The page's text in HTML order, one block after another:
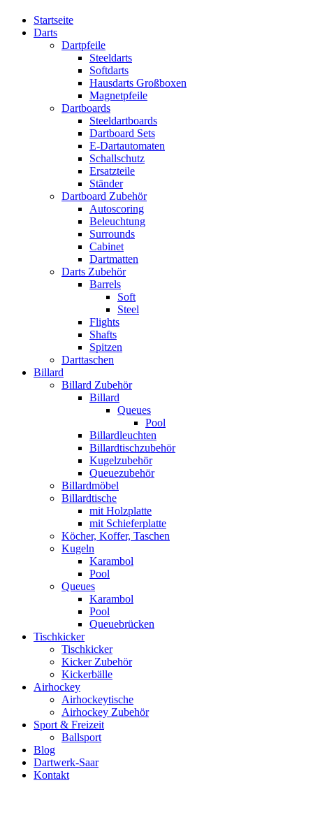
Startseite
Darts
Dartpfeile
Steeldarts
Softdarts
Hausdarts Großboxen
Magnetpfeile
Dartboards
Steeldartboards
Dartboard Sets
E-Dartautomaten
Schallschutz
Ersatzteile
Ständer
Dartboard Zubehör
Autoscoring
Beleuchtung
Surrounds
Cabinet
Dartmatten
Darts Zubehör
Barrels
Soft
Steel
Flights
Shafts
Spitzen
Darttaschen
Billard
Billard Zubehör
Billard
Queues
Pool
Billardleuchten
Billardtischzubehör
Kugelzubehör
Queuezubehör
Billardmöbel
Billardtische
mit Holzplatte
mit Schieferplatte
Köcher, Koffer, Taschen
Kugeln
Karambol
Pool
Queues
Karambol
Pool
Queuebrücken
Tischkicker
Tischkicker
Kicker Zubehör
Kickerbälle
Airhockey
Airhockeytische
Airhockey Zubehör
Sport & Freizeit
Ballsport
Blog
Dartwerk-Saar
Kontakt